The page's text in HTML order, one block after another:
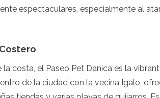
espectaculares, especialmente al
costa, el Paseo Pet Danica es la
de la ciudad con la vecina Igalo,